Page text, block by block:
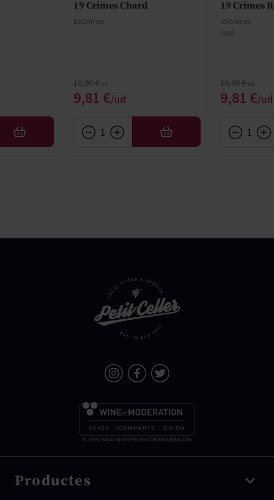
AFEGIR
19 Crimes Chard
19 Crimes
Special Price
9,81 €
Regular Price
10,90 €
AFEGIR
19 Crimes
19 Crimes
2022
Special
9,81 €
Regular Price
10,90 €
Productes